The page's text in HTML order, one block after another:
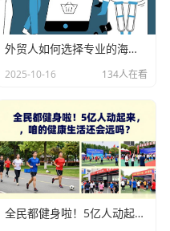
外贸人如何选择专业的海关数据公司？
2025-10-16 134人在看
全民都健身啦！5亿人动起来，咱的健康生活还会远吗？